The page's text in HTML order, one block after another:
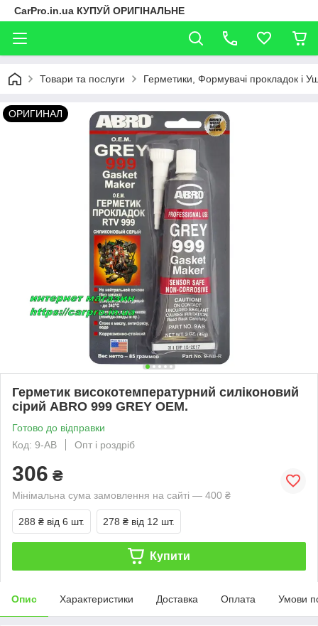
CarPro.in.ua КУПУЙ ОРИГІНАЛЬНЕ
Товари та послуги Герметики, Формувачі прокладок і
ОРИГИНАЛ
Герметик високотемпературний силіконовий
сірий ABRO 999 GREY OEM.
Готово до відправки
Код: 9-AB
Опт і роздріб
306 ₴
Мінімальна сума замовлення на сайті — 400 ₴
288 ₴ від 6 шт. 278 ₴ від 12 шт.
Купити
Опис Характеристики Доставка Оплата Умови